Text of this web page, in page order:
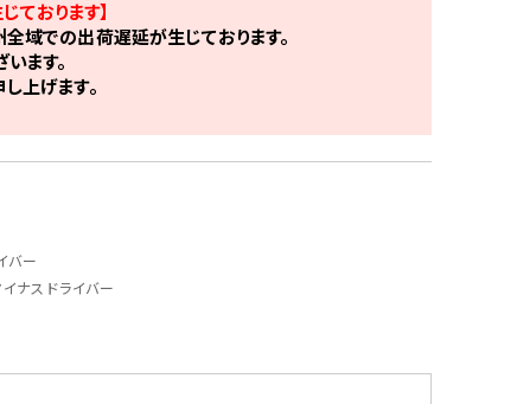
ております】
域での出荷遅延が生じております。
ます。
上げます。
バー
ナスドライバー